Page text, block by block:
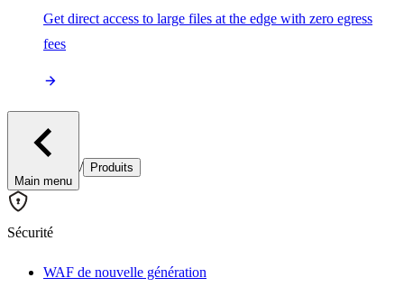
Get direct access to large files at the edge with zero egress
fees
Main menu
/ Produits
Sécurité
WAF de nouvelle génération